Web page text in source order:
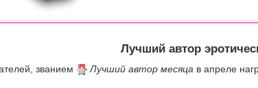
Лучший автор
званием Лучший автор месяца в апреле